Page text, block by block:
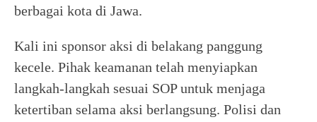
berbagai kota di Jawa.
Kali ini sponsor aksi di belakang panggung
kecele. Pihak keamanan telah menyiapkan
langkah-langkah sesuai SOP untuk menjaga
ketertiban selama aksi berlangsung. Polisi dan